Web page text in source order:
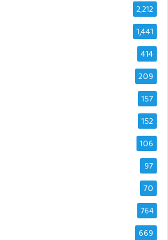
2,212
1,441
414
209
157
152
106
97
70
764
669